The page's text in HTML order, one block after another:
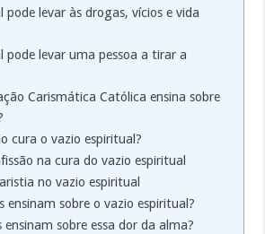
pode levar às drogas, vícios e vida
pode levar uma pessoa a tirar a
Carismática Católica ensina sobre
cura o vazio espiritual?
na cura do vazio espiritual
no vazio espiritual
ensinam sobre o vazio espiritual?
ensinam sobre essa dor da alma?